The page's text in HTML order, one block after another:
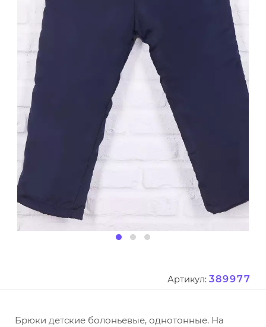
Артикул: 389977
Брюки детские болоньевые, однотонные. На